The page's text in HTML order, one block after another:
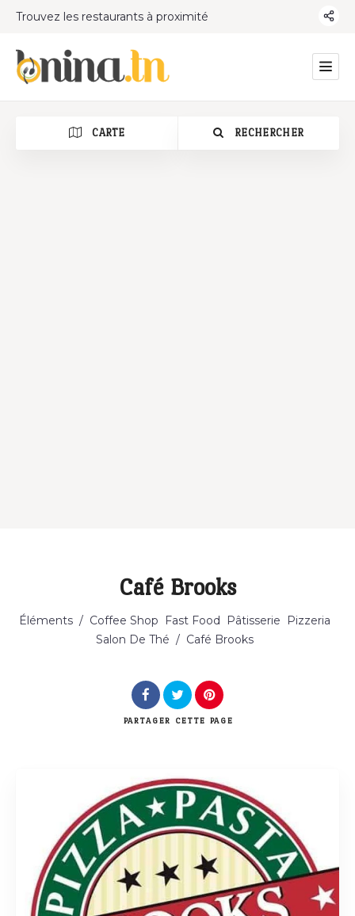
Trouvez les restaurants à proximité
CARTE RECHERCHER
Catégorie
Rechercher
Café Brooks
Éléments / Coffee Shop Fast Food Pâtisserie
Pizzeria
Salon De Thé / Café Brooks
PARTAGER CETTE PAGE